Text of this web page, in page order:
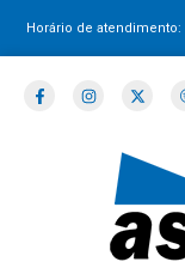
Horário de atendimento: